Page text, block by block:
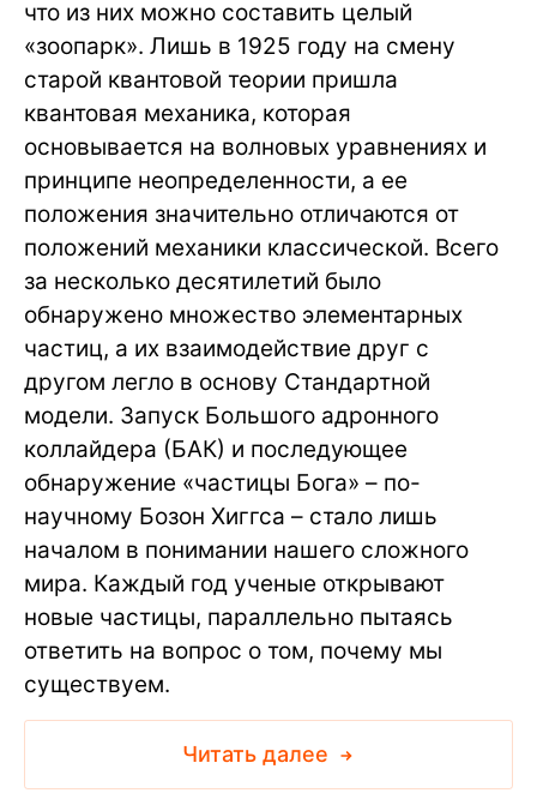
что из них можно составить целый
«зоопарк». Лишь в 1925 году на смену
старой квантовой теории пришла
квантовая механика, которая
основывается на волновых уравнениях и
принципе неопределенности, а ее
положения значительно отличаются от
положений механики классической. Всего
за несколько десятилетий было
обнаружено множество элементарных
частиц, а их взаимодействие друг с
другом легло в основу Стандартной
модели. Запуск Большого адронного
коллайдера (БАК) и последующее
обнаружение «частицы Бога» – по-
научному Бозон Хиггса – стало лишь
началом в понимании нашего сложного
мира. Каждый год ученые открывают
новые частицы, параллельно пытаясь
ответить на вопрос о том, почему мы
существуем.
Читать далее